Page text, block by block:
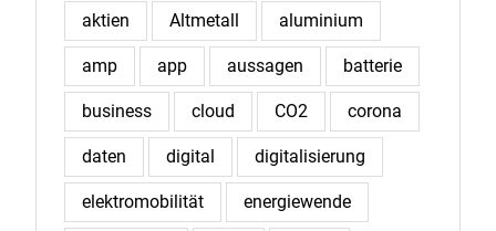
aktien Altmetall aluminium
amp app aussagen batterie
business cloud CO2 corona
daten digital digitalisierung
elektromobilität energiewende